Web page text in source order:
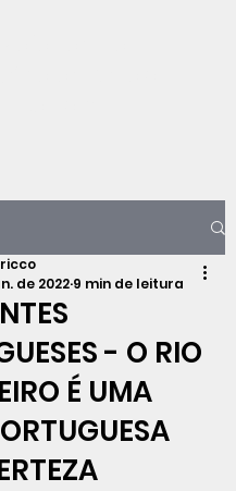
- O RIO
É UMA
de 2022 9 min de leitura